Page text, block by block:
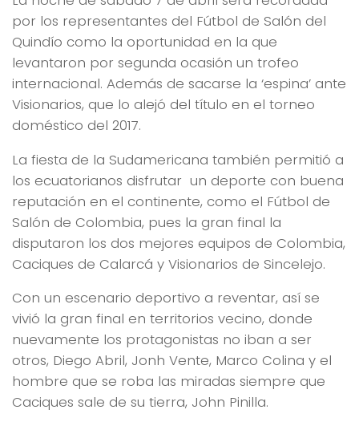
por los representantes del Fútbol de Salón del
Quindío como la oportunidad en la que
levantaron por segunda ocasión un trofeo
internacional. Además de sacarse la ‘espina’ ante
Visionarios, que lo alejó del título en el torneo
doméstico del 2017.
La fiesta de la Sudamericana también permitió a
los ecuatorianos disfrutar un deporte con buena
reputación en el continente, como el Fútbol de
Salón de Colombia, pues la gran final la
disputaron los dos mejores equipos de Colombia,
Caciques de Calarcá y Visionarios de Sincelejo.
Con un escenario deportivo a reventar, así se
vivió la gran final en territorios vecino, donde
nuevamente los protagonistas no iban a ser
otros, Diego Abril, Jonh Vente, Marco Colina y el
hombre que se roba las miradas siempre que
Caciques sale de su tierra, John Pinilla.